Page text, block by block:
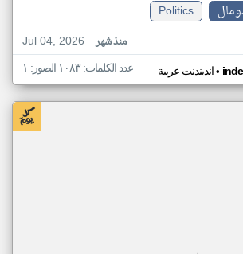
Politics
Jul 04, 2026
منذ شهر
اندبندنت عربية• عدد الكلمات: ١٠٨٣ الصور: ١